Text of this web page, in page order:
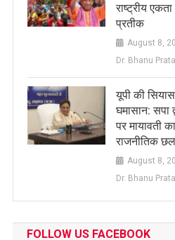
राष्ट्रीय
प्रतीक
August 8,
Dr. Bhanu
यूपी की
घमासान: सपा
पर मायावती
राजनीतिक छल
August 8,
Dr. Bhanu
FOLLOW US FACEBOOK